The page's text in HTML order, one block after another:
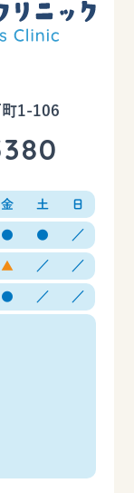
町1-106
金 土 日
● ● ／
▲ ／ ／
● ／ ／